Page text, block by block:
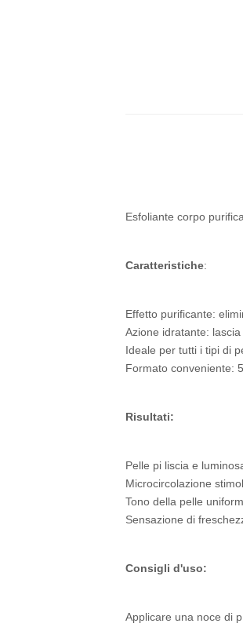
Esfoliante corpo
Caratteristiche:
Effetto purificante:
Azione idratante:
Ideale per tutti i tipi di
Formato conveniente:
Risultati:
Pelle pi liscia e
Microcircolazione
Tono della pelle
Sensazione di
Consigli d'uso:
Applicare una noce di